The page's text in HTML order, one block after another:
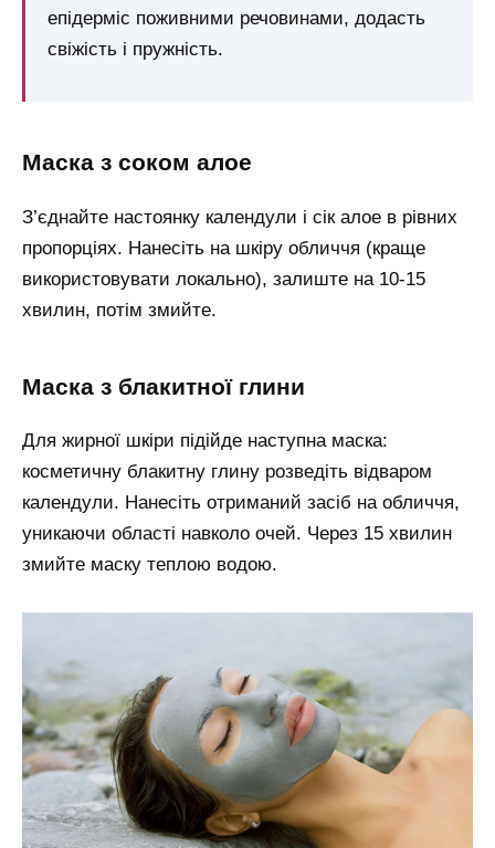
епідерміс поживними речовинами, додасть
свіжість і пружність.
маска з соком алое
З’єднайте настоянку календули і сік алое в рівних
пропорціях. Нанесіть на шкіру обличчя (краще
використовувати локально), залиште на 10-15
хвилин, потім змийте.
маска з блакитної глини
Для жирної шкіри підійде наступна маска:
косметичну блакитну глину розведіть відваром
календули. Нанесіть отриманий засіб на обличчя,
уникаючи області навколо очей. Через 15 хвилин
змийте маску теплою водою.